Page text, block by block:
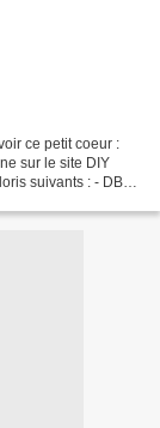
ce petit coeur :
sur le site DIY
suivants : - DB